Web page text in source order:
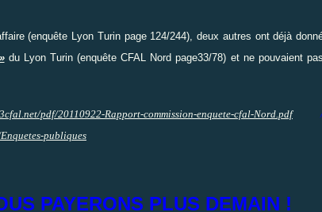
(enquête Lyon Turin page 124/244), deux autres ont déjà
du Lyon Turin (enquête CFAL Nord page33/78) et ne pouvaient pas
pdf/20110922-Rapport-commission-enquete-cfal-Nord.pdf
publiques
PAYERONS PLUS DEMAIN !